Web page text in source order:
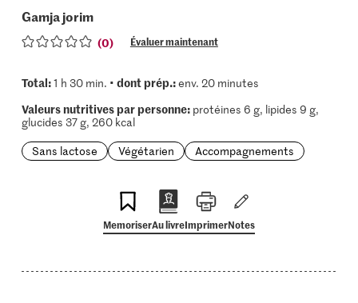
Gamja jorim
(0) Évaluer maintenant
Total:1 h 30 min. • dont prép.:env. 20 minutes
Valeurs nutritives par personne:protéines 6 g, lipides 9 g,
glucides 37 g, 260 kcal
Sans lactose
Végétarien Accompagnements
MemoriserAu livreImprimerNotes